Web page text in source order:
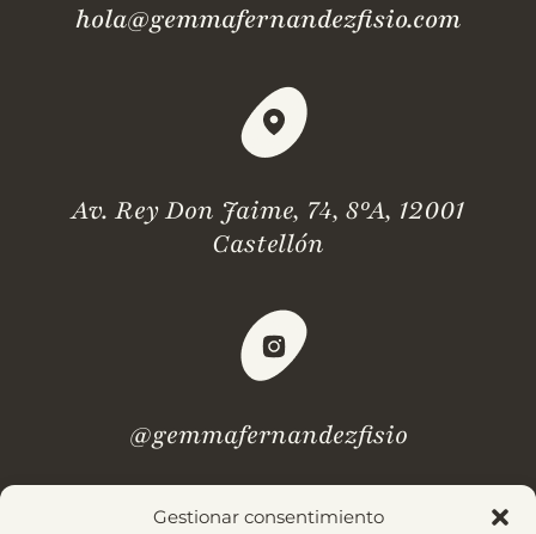
Gestionar consentimiento
hola@gemmafernandezfisio.com
Av. Rey Don Jaime, 74, 8ºA, 12001
Castellón
@gemmafernandezfisio